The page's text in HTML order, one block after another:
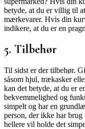
betyde, at du er villig til
mærkevarer. Hvis din
indikere, at du er en
5. Tilbehør
Til sidst er der tilbehør.
såsom hjul, trækasker
kan det betyde, at du er
bekvemmelighed og
simpelt og har en
person, der ikke har
hellere vil holde det